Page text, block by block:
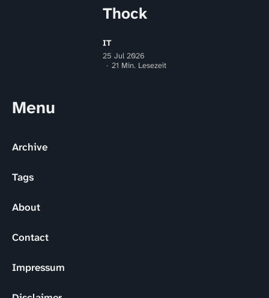
Thock
IT
25 Jul 2026
21 Min. Lesezeit
Menu
Archive
Tags
About
Contact
Impressum